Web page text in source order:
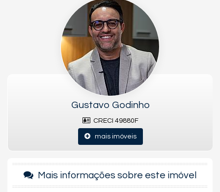
Características do Empreendimento
Gustavo Godinho
CRECI 49880F
mais imóveis
Mais informações sobre este imóvel